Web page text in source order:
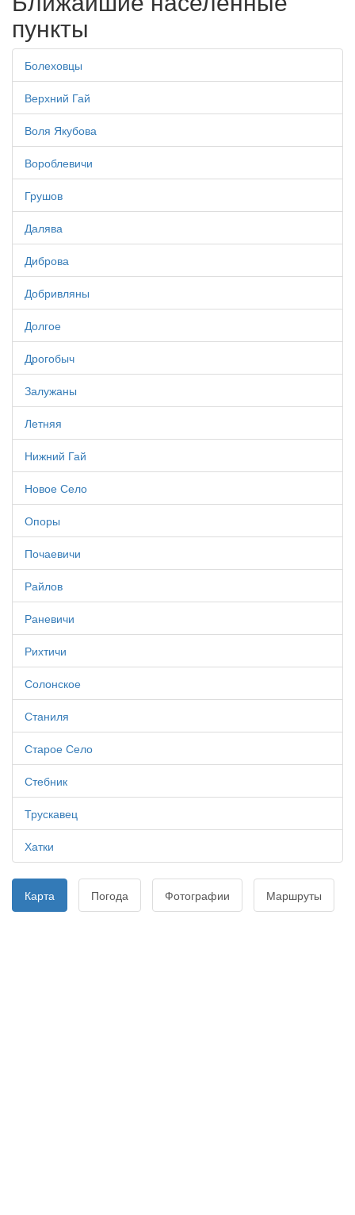
пункты
Болеховцы
Верхний Гай
Воля Якубова
Вороблевичи
Грушов
Далява
Диброва
Добривляны
Долгое
Дрогобыч
Залужаны
Летняя
Нижний Гай
Новое Село
Опоры
Почаевичи
Райлов
Раневичи
Рихтичи
Солонское
Станиля
Старое Село
Стебник
Трускавец
Хатки
Карта Погода Фотографии Маршруты